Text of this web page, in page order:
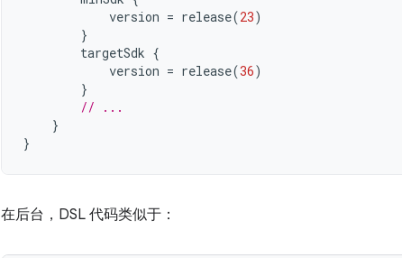
version = release(23)
}
targetSdk {
version = release(36)
}
// ...
}
}
在后台，DSL 代码类似于：